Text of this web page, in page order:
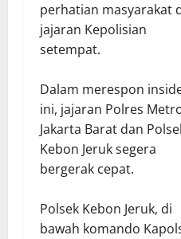
perhatian masyarakat
jajaran Kepolisian
setempat.
Dalam merespon
ini, jajaran Polres
Jakarta Barat dan
Kebon Jeruk segera
bergerak cepat.
Polsek Kebon Jeruk, di
bawah komando